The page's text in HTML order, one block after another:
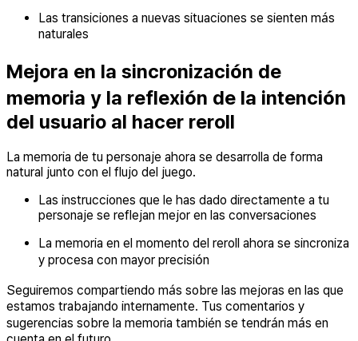
Las transiciones a nuevas situaciones se sienten más
naturales
Mejora en la sincronización de
memoria y la reflexión de la intención
del usuario al hacer reroll
La memoria de tu personaje ahora se desarrolla de forma
natural junto con el flujo del juego.
Las instrucciones que le has dado directamente a tu
personaje se reflejan mejor en las conversaciones
La memoria en el momento del reroll ahora se sincroniza
y procesa con mayor precisión
Seguiremos compartiendo más sobre las mejoras en las que
estamos trabajando internamente. Tus comentarios y
sugerencias sobre la memoria también se tendrán más en